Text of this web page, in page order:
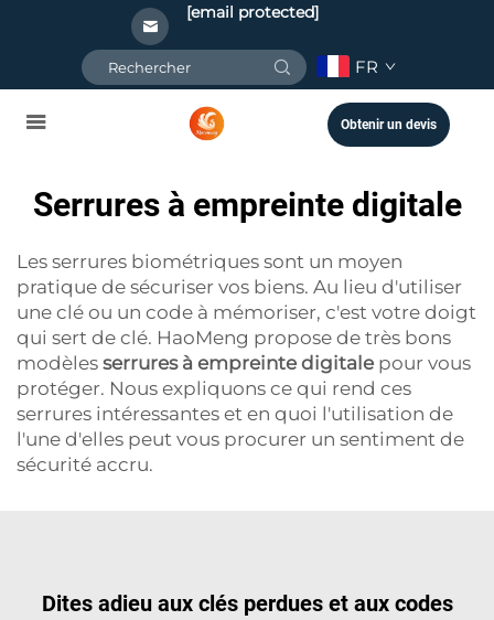
[email protected]
FR
Obtenir un devis
Serrures à empreinte digitale
Les serrures biométriques sont un moyen
pratique de sécuriser vos biens. Au lieu d'utiliser
une clé ou un code à mémoriser, c'est votre doigt
qui sert de clé. HaoMeng propose de très bons
modèles serrures à empreinte digitale pour vous
protéger. Nous expliquons ce qui rend ces
serrures intéressantes et en quoi l'utilisation de
l'une d'elles peut vous procurer un sentiment de
sécurité accru.
Dites adieu aux clés perdues et aux codes